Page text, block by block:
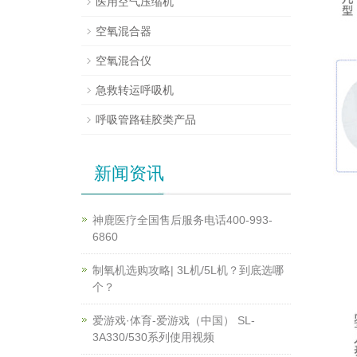
空氧混合器
空氧混合仪
急救转运呼吸机
呼吸管路硅胶类产品
新闻资讯
神鹿医疗全国售后服务电话400-993-
6860
制氧机选购攻略| 3L机/5L机？到底选哪
个？
爱游戏·体育-爱游戏（中国） SL-
3A330/530系列使用视频